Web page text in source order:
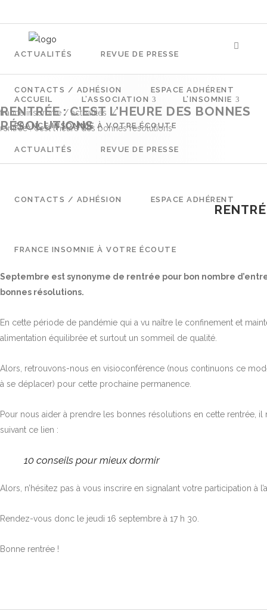
ACCUEIL L’ASSOCIATION L’INSOMNIE
ACTUALITÉS REVUE DE PRESSE
CONTACTS / ADHÉSION ESPACE ADHÉRENT
FRANCE INSOMNIE À VOTRE ÉCOUTE
ACTUALITÉS REVUE DE PRESSE
CONTACTS / ADHÉSION ESPACE ADHÉRENT
FRANCE INSOMNIE À VOTRE ÉCOUTE
RENTRÉE : C’EST L’HEURE DES BONNES
RÉSOLUTIONS
france insomnie /actualités
/
rentrée : c’est l’heure des bonnes résolutions
Septembre est synonyme de rentrée pour bon nombre
bonnes résolutions.
En cette période de pandémie qui a vu naître le confinement et
alimentation équilibrée et surtout un sommeil de qualité.
Alors, retrouvons-nous en visioconférence (nous continuons ce
à se déplacer) pour cette prochaine permanence.
Pour nous aider à prendre les bonnes résolutions en cette rentrée,
suivant ce lien :
10 conseils pour mieux dormir
Alors, n’hésitez pas à vous inscrire en signalant votre participation à
Rendez-vous donc le jeudi 16 septembre à 17 h 30.
Bonne rentrée !